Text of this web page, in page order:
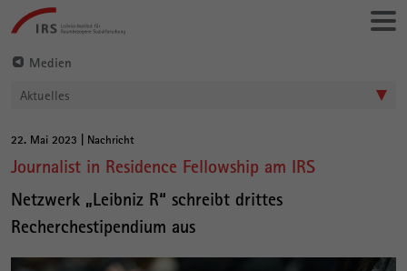
Gehe
direkt
zu:
Leibniz-
Institut
für
Sozialforschung
Medien
Aktuelles
Hauptinhalt
22. Mai 2023 | Nachricht
Journalist in Residence Fellowship am IRS
Netzwerk „Leibniz R“ schreibt drittes
Recherchestipendium aus